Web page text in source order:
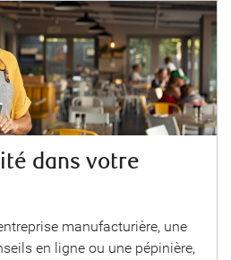
dans votre
manufacturière, une
en ligne ou une pépinière,